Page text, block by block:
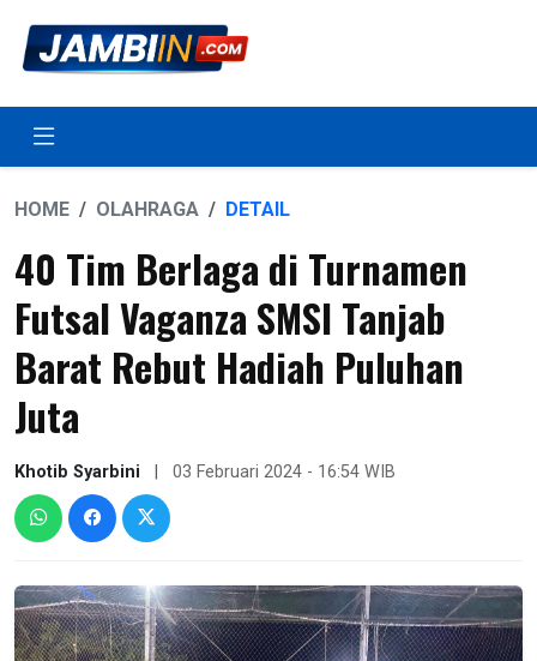
HOME OLAHRAGA DETAIL
40 Tim Berlaga di Turnamen
Futsal Vaganza SMSI Tanjab
Barat Rebut Hadiah Puluhan
Juta
Khotib Syarbini 03 Februari 2024 - 16:54 WIB